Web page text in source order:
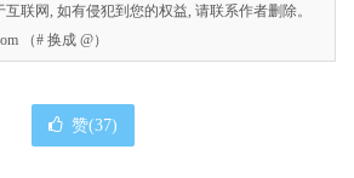
联网, 如有侵犯到您的权益, 请联系作者删除。
（# 换成 @）
赞(37)